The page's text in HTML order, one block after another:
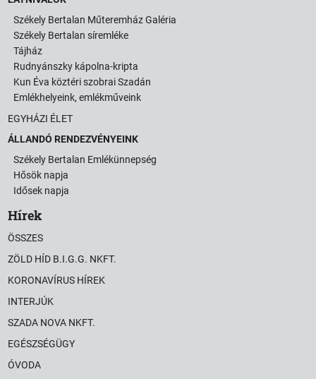
Székely Bertalan Műteremház Galéria
Székely Bertalan síremléke
Tájház
Rudnyánszky kápolna-kripta
Kun Éva köztéri szobrai Szadán
Emlékhelyeink, emlékműveink
EGYHÁZI ÉLET
ÁLLANDÓ RENDEZVÉNYEINK
Székely Bertalan Emlékünnepség
Hősök napja
Idősek napja
Hírek
ÖSSZES
ZÖLD HÍD B.I.G.G. NKFT.
KORONAVÍRUS HÍREK
INTERJÚK
SZADA NOVA NKFT.
EGÉSZSÉGÜGY
ÓVODA